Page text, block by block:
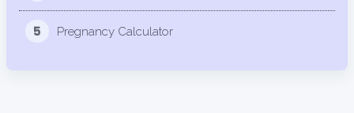
23.1%
5 Pregnancy Calculator